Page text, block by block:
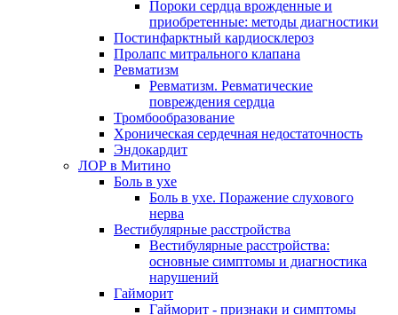
Пороки сердца врожденные и
приобретенные: методы диагностики
Постинфарктный кардиосклероз
Пролапс митрального клапана
Ревматизм
Ревматизм. Ревматические
повреждения сердца
Тромбообразование
Хроническая сердечная недостаточность
Эндокардит
ЛОР в Митино
Боль в ухе
Боль в ухе. Поражение слухового
нерва
Вестибулярные расстройства
Вестибулярные расстройства:
основные симптомы и диагностика
нарушений
Гайморит
Гайморит - признаки и симптомы